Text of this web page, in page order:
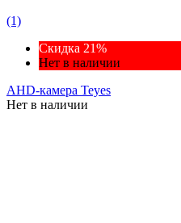
(1)
Скидка 21%
Нет в наличии
AHD-камера Teyes
Нет в наличии